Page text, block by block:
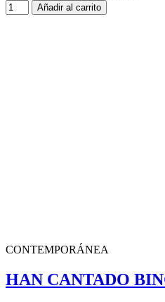
Añadir al carrito
CONTEMPORÁNEA
HAN CANTADO